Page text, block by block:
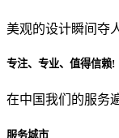
从哪里了解到我们
美观的设计瞬间夺
专注、专业、值得信赖!
在中国我们的服务
服务城市